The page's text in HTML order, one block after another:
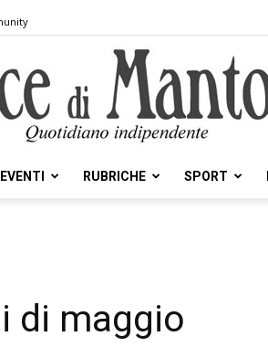
Voce
EVENTI RUBRICHE SPORT
di maggio